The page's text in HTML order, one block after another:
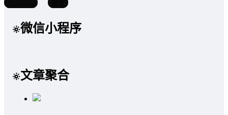
微信小程序
文章聚合